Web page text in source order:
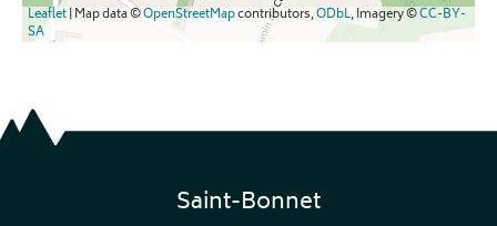
Leaflet| Map data ©OpenStreetMapcontributors,ODbL, Imagery ©CC-BY-
SA
Saint-Bonnet